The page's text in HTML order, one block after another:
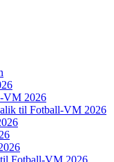
VM 2026
til Fotball-VM 2026
Fotball-VM 2026